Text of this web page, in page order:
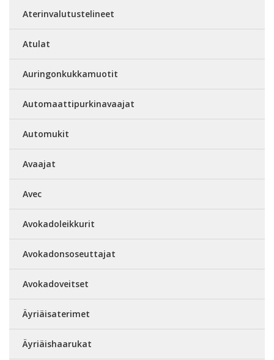
Aterinvalutustelineet
Atulat
Auringonkukkamuotit
Automaattipurkinavaajat
Automukit
Avaajat
Avec
Avokadoleikkurit
Avokadonsoseuttajat
Avokadoveitset
Äyriäisaterimet
Äyriäishaarukat